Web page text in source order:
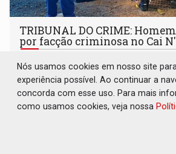
TRIBUNAL DO CRIME:
por facção criminosa no Cai
09 de Agosto de 2026 às
Vítima foi socorrida e levada ao
Nós usamos cookies em nosso site
experiência possível. Ao continuar a
concorda com esse uso. Para mais
como usamos cookies, veja nossa